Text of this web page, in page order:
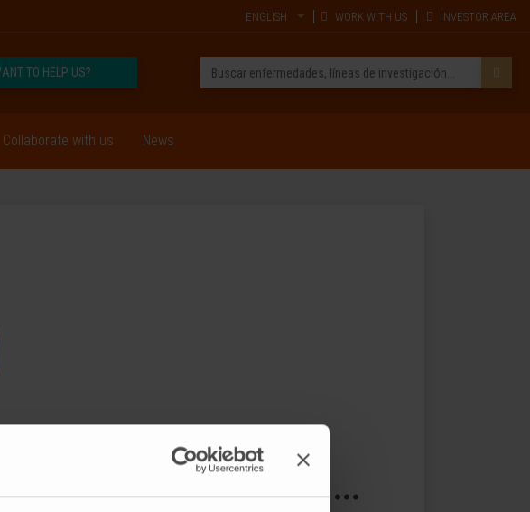
ENGLISH WORK WITH US INVESTOR AREA
TO HELP US?
Collaborate with us News
for does not exist ...